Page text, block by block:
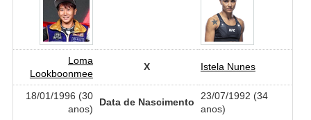
Loma
Lookboonmee
X Istela Nunes
18/01/1996 (30
anos)
Data de Nascimento
23/07/1992 (34
anos)